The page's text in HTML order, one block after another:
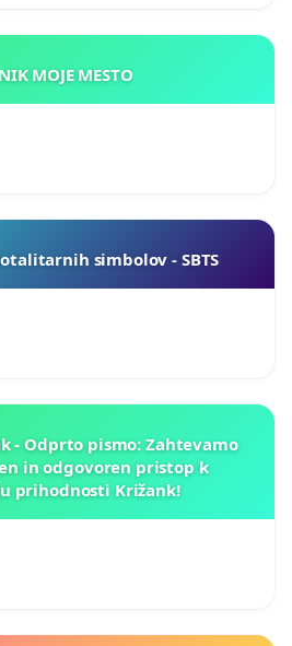
KAMNIK MOJE MESTO
simbolov - SBTS
- Odprto pismo: Zahtevamo
in odgovoren pristop k
prihodnosti Križank!